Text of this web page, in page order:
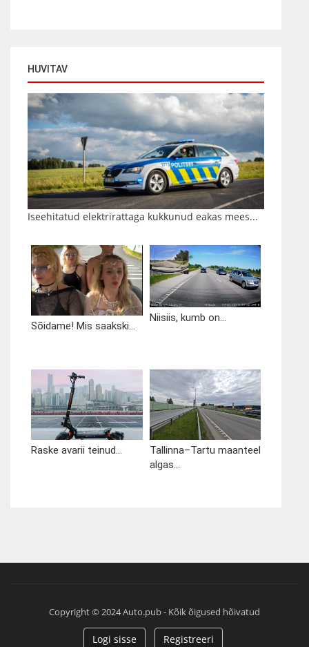
HUVITAV
Iseehitatud elektrirattaga kukkunud eakas mees...
Sõidame! Mis saakski...
Niisiis, kumb on...
Raske avarii teinud...
Tallinna–Tartu maanteel
algas...
Copyright © 2024 Auto.pub - Kõik õigused hõivatud
Logi sisse Registreeri